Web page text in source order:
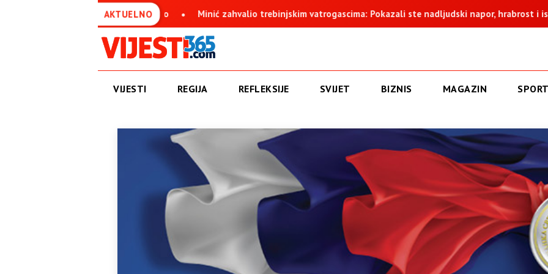
AKTUELNO
Sarajevo boli srpsko jedinstvo Minić zahvalio trebinjskim vatrogascima: Pokazali ste nadljudski napor, hrabrost i
VIJESTI REGIJA REFLEKSIJE SVIJET BIZNIS MAGAZIN